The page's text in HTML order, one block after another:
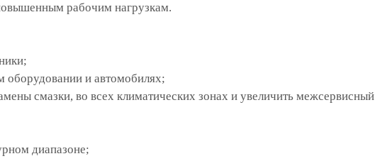
рабочим нагрузкам.
оборудовании и автомобилях;
смазки, во всех климатических зонах и увеличить межсервисный
диапазоне;